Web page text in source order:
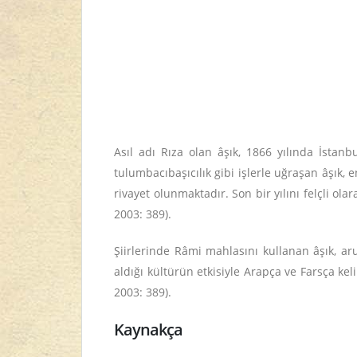
Asıl adı Rıza olan âşık, 1866 yılında
tulumbacıbaşıcılık gibi işlerle uğraşan
rivayet olunmaktadır. Son bir yılını felçli
2003: 389).
Şiirlerinde Râmi mahlasını kullanan âşık,
aldığı kültürün etkisiyle Arapça ve Farsça
2003: 389).
Kaynakça